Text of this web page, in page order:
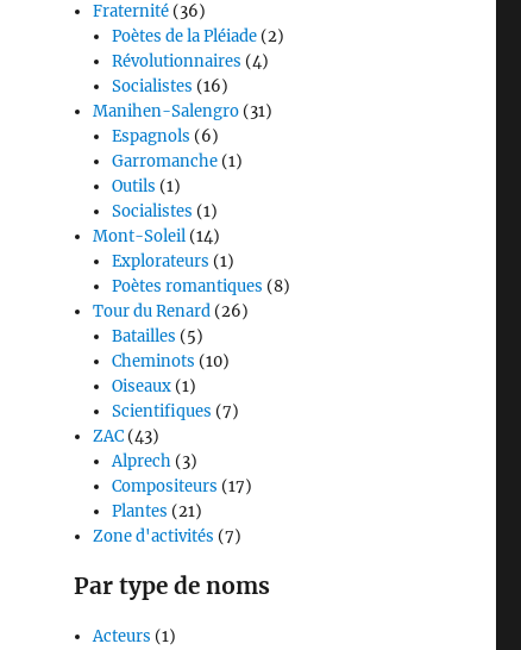
Fraternité (36)
Poètes de la Pléiade (2)
Révolutionnaires (4)
Socialistes (16)
Manihen-Salengro (31)
Espagnols (6)
Garromanche (1)
Outils (1)
Socialistes (1)
Mont-Soleil (14)
Explorateurs (1)
Poètes romantiques (8)
Tour du Renard (26)
Batailles (5)
Cheminots (10)
Oiseaux (1)
Scientifiques (7)
ZAC (43)
Alprech (3)
Compositeurs (17)
Plantes (21)
Zone d'activités (7)
Par type de noms
Acteurs (1)